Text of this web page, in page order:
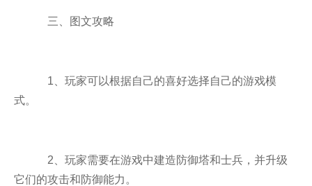
三、图文攻略
1、玩家可以根据自己的喜好选择自己的游戏模
式。
2、玩家需要在游戏中建造防御塔和士兵，并升级
它们的攻击和防御能力。